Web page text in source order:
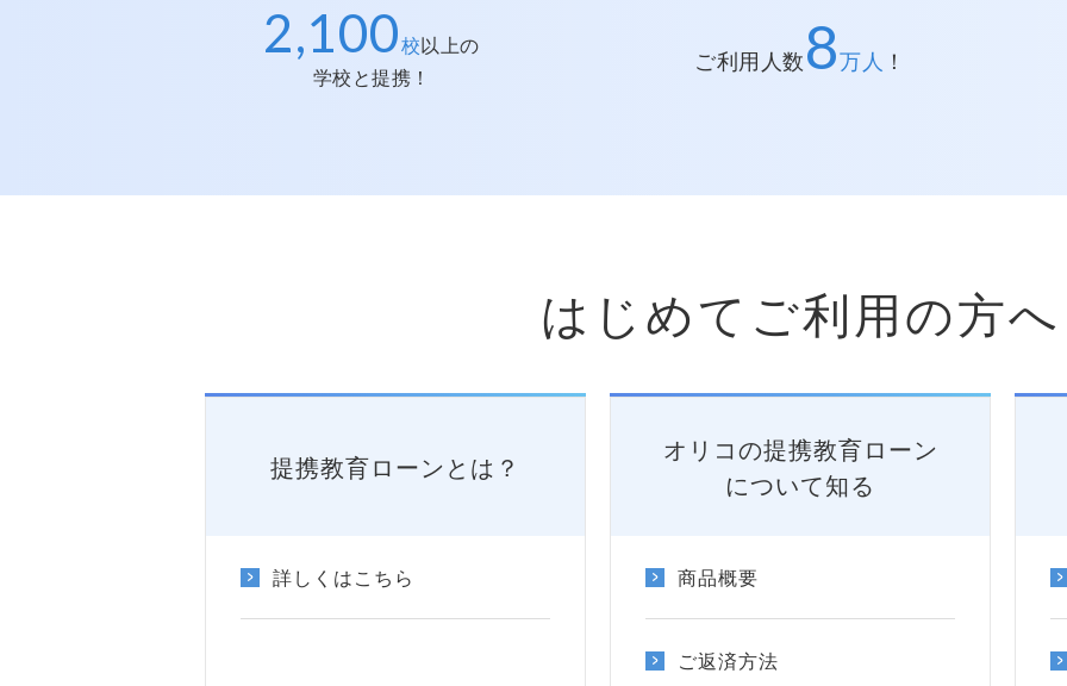
提携学校数 No. 1
2,100校以上の
学校と提携！
ご利用人数8万人 ！
はじめてご利用の方へ
提携教育ローンとは？
詳しくはこちら
オリコの提携教育ローン
について知る
商品概要
ご返済方法